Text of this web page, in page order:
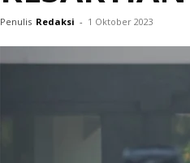
Penulis Redaksi - 1 Oktober 2023